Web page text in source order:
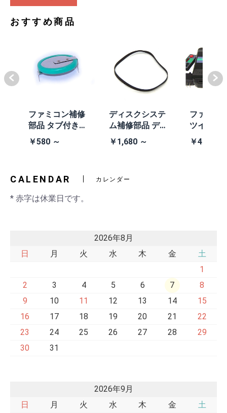
おすすめ商品
ファミコン補修
部品 タブ付きコ
イン電池(CR203
2)
￥580 ～
ディスクシステ
ム補修部品 ディ
スクシステム用
交換ベルト
￥1,680 ～
ファミコ
ツインフ
ン本体
黒・連射
￥41,980
CALENDAR カレンダー
* 赤字は休業日です。
2026年8月
日
月 火 水 木 金
土
1
2
3 4 5 6 7
8
9
10 11 12 13 14
15
16
17 18 19 20 21
22
23
24 25 26 27 28
29
30
31
2026年9月
日
月 火 水 木 金 土